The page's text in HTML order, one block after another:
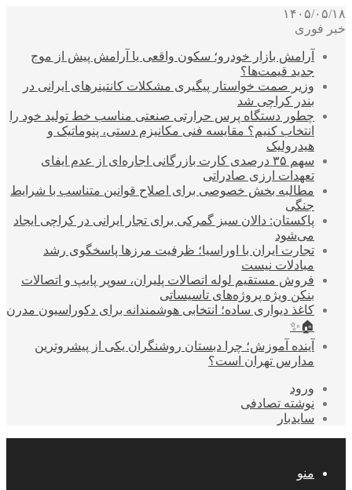
۱۴۰۵/۰۵/۱۸
خبر فوری
آرامش بازار خودرو؛ سکون واقعی یا آرامش پیش از موج
جدید قیمت‌ها؟
وزیر صمت خواستار پیگیری مشکلات کانتینرهای ایرانی در
بندر کراچی شد
چطور دستگاه پرس حرارتی صنعتی مناسب خط تولید خود را
انتخاب کنیم؟ مقایسه فنی مکانیزم دستی، پنوماتیک و
هیدرولیک
سهم ۳۵ درصدی کارت بازرگانی اجاره‌ای از عدم ایفای
تعهدات ارزی صادراتی
مطالبه بخش خصوصی برای اصلاح قوانین متناسب با شرایط
جنگی
پاکستان: دالان سبز گمرکی برای تجار ایرانی در کراچی ایجاد
می‌شود
تجارت ایران با اوراسیا؛ ظرفیت مرزها پاسخگوی رشد
مبادلات نیست
فروش مستقیم لوله اتصالات پلیران، سوپر پایپ و اتصالات
بنکن ویژه پروژه‌های تاسیساتی
کاغذ دیواری ساده؛ انتخابی هوشمندانه برای دکوراسیون مدرن
🏠✨
آینده آموزش؛ چرا دبستان روشنگران یکی از پیشروترین
مدارس تهران است؟
ورود
نوشته تصادفی
سایدبار
منو